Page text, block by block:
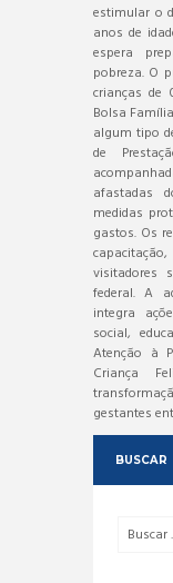
estimular o
anos de
espera
pobreza. O
crianças de
Bolsa
algum tipo
de
afastadas
medidas
gastos. Os
visitadores
federal. A
integra
social,
Atenção à
Criança
gestantes
BUSCAR